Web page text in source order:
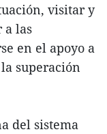
visitar y
a las
en el apoyo a
superación
del sistema